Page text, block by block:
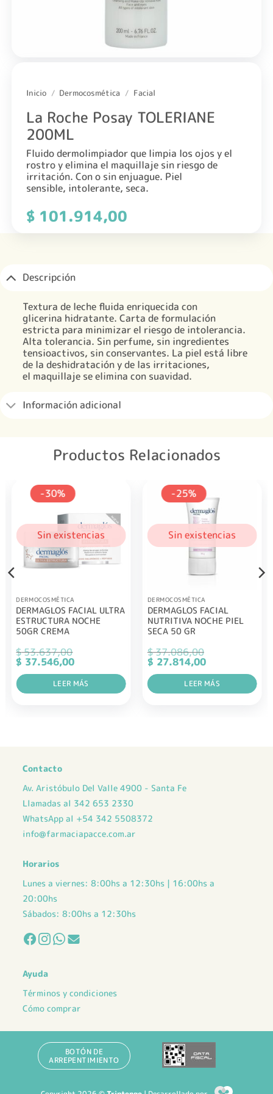
Inicio / Dermocosmética / Facial
La Roche Posay TOLERIANE
200ML
Fluido dermolimpiador que limpia los ojos y el
rostro y elimina el maquillaje sin riesgo de
irritación. Con o sin enjuague. Piel
sensible, intolerante, seca.
$101.914,00
Descripción
Textura de leche fluida enriquecida con
glicerina hidratante. Carta de formulación
estricta para minimizar el riesgo de intolerancia.
Alta tolerancia. Sin perfume, sin ingredientes
tensioactivos, sin conservantes. La piel está libre
de la deshidratación y de las irritaciones,
el maquillaje se elimina con suavidad.
Información adicional
Productos Relacionados
-30%
Sin existencias
DERMOCOSMÉTICA
DERMAGLOS FACIAL ULTRA
ESTRUCTURA NOCHE
50GR CREMA
$53.637,00
El
precio
original
era:
$ 53.637,00.
$ 37.546,00El
precio
actual
es:
$ 37.546,00.
LEER MÁS
-25%
Sin existencias
DERMOCOSMÉTICA
DERMAGLOS FACIAL
NUTRITIVA NOCHE PIEL
SECA 50 GR
$37.086,00
El
precio
original
era:
$ 37.086,00.
$ 27.814,00El
precio
actual
es:
$ 27.814,00.
LEER MÁS
Contacto
Av. Aristóbulo Del Valle 4900 - Santa Fe
Llamadas al 342 653 2330
WhatsApp al +54 342 5508372
info@farmaciapacce.com.ar
Horarios
Lunes a viernes: 8:00hs a 12:30hs | 16:00hs a
20:00hs
Sábados: 8:00hs a 12:30hs
Ayuda
Términos y condiciones
Cómo comprar
BOTÓN DE
ARREPENTIMIENTO